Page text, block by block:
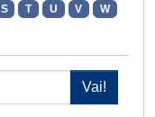
S T U V
W